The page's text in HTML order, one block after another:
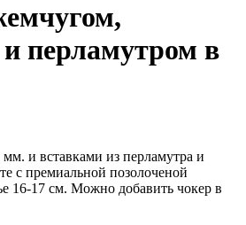
перламутром в
и вставками из перламутра и
с премиальной позолоченой
16-17 см. Можно добавить чокер в